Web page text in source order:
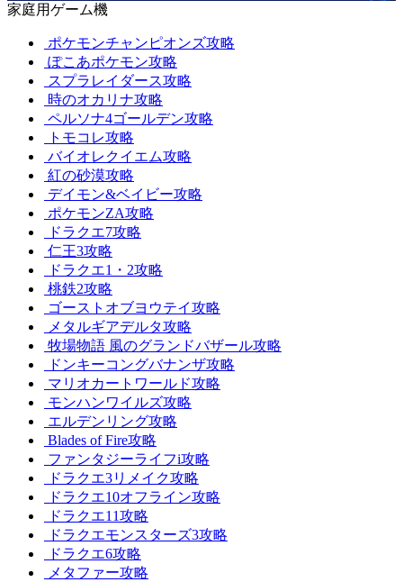
家庭用ゲーム機
ポケモンチャンピオンズ攻略
ぽこあポケモン攻略
スプラレイダース攻略
時のオカリナ攻略
ペルソナ4ゴールデン攻略
トモコレ攻略
バイオレクイエム攻略
紅の砂漠攻略
デイモン&ベイビー攻略
ポケモンZA攻略
ドラクエ7攻略
仁王3攻略
ドラクエ1・2攻略
桃鉄2攻略
ゴーストオブヨウテイ攻略
メタルギアデルタ攻略
牧場物語 風のグランドバザール攻略
ドンキーコングバナンザ攻略
マリオカートワールド攻略
モンハンワイルズ攻略
エルデンリング攻略
Blades of Fire攻略
ファンタジーライフi攻略
ドラクエ3リメイク攻略
ドラクエ10オフライン攻略
ドラクエ11攻略
ドラクエモンスターズ3攻略
ドラクエ6攻略
メタファー攻略